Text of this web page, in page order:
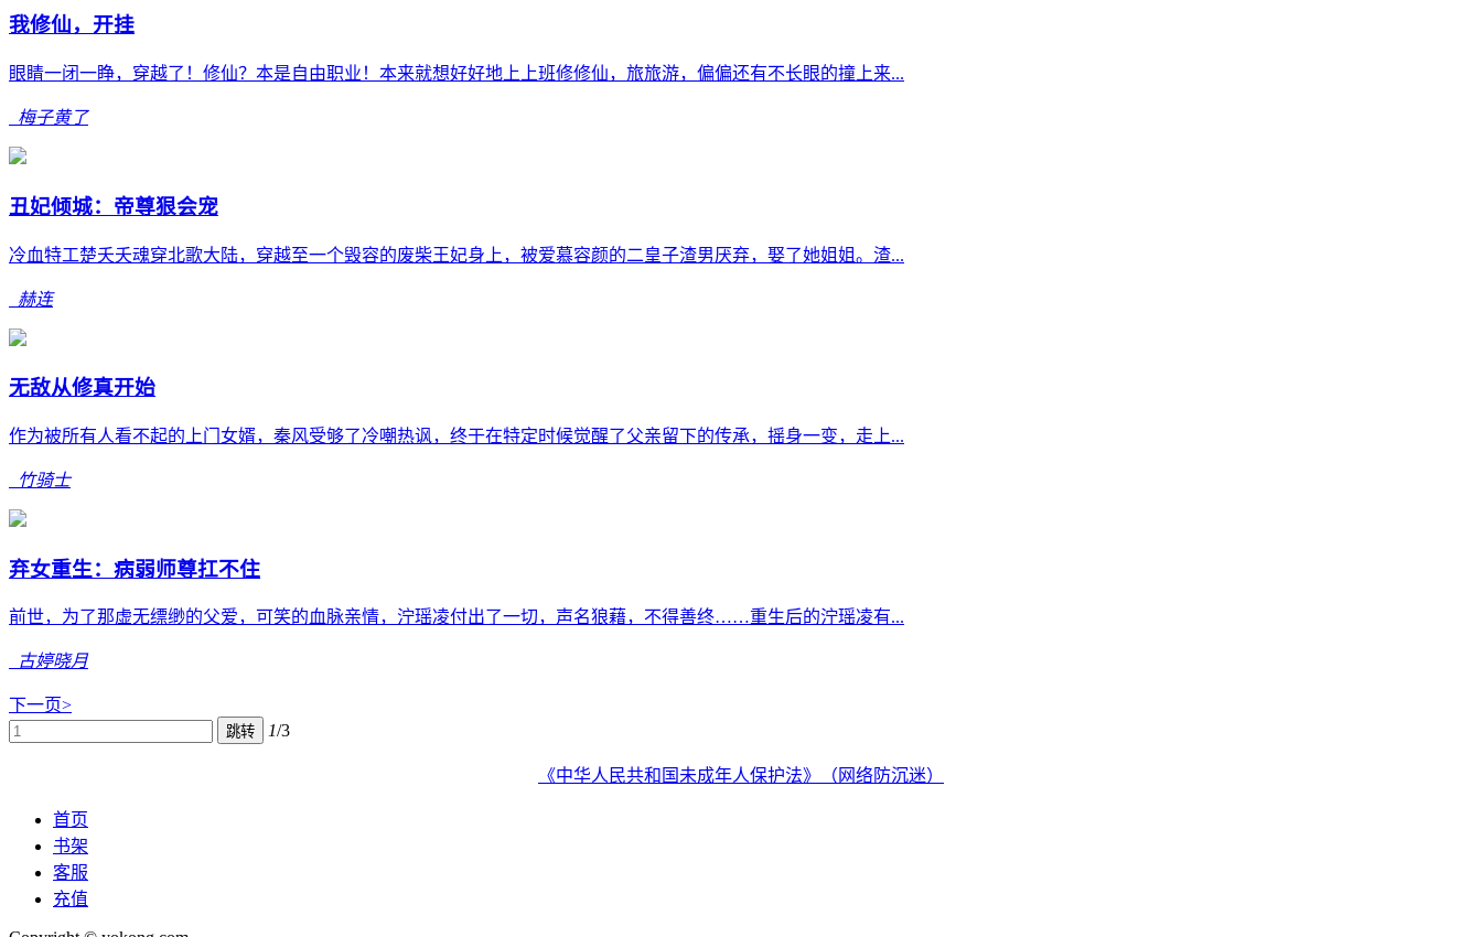
我修仙，开挂
眼睛一闭一睁，穿越了！修仙？本是自由职业！本来就想好好地上上班修修仙，旅旅游，偏偏还有不长眼的撞上来...
梅子黄了
丑妃倾城：帝尊狠会宠
冷血特工楚夭夭魂穿北歌大陆，穿越至一个毁容的废柴王妃身上，被爱慕容颜的二皇子渣男厌弃，娶了她姐姐。渣...
赫连
无敌从修真开始
作为被所有人看不起的上门女婿，秦风受够了冷嘲热讽，终于在特定时候觉醒了父亲留下的传承，摇身一变，走上...
竹骑士
弃女重生：病弱师尊扛不住
前世，为了那虚无缥缈的父爱，可笑的血脉亲情，泞瑶凌付出了一切，声名狼藉，不得善终……重生后的泞瑶凌有...
古婷晓月
下一页>
跳转 1/3
《中华人民共和国未成年人保护法》（网络防沉迷）
首页
书架
客服
充值